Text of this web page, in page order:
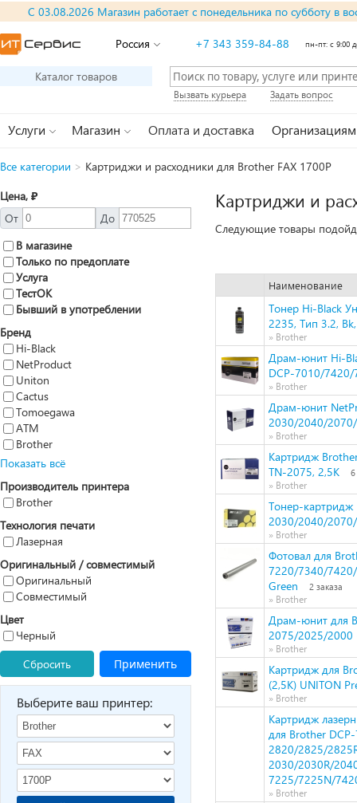
С 03.08.2026 Магазин работает с понедельника по субботу в
Россия +7 343 359-84-88 пн-пт: с 9:00
Каталог товаров
Вызвать курьера Задать вопрос
Услуги Магазин Оплата и доставка Организациям
Все категории > Картриджи и расходники для Brother FAX 1700P
Цена, ₽
От
До
В магазине
Только по предоплате
Услуга
ТестОК
Бывший в употреблении
Бренд
Hi-Black
NetProduct
Uniton
Cactus
Tomoegawa
ATM
Brother
Показать всё
Производитель принтера
Brother
Технология печати
Лазерная
Оригинальный / совместимый
Оригинальный
Совместимый
Цвет
Черный
Сбросить
Применить
Выберите ваш принтер:
Картриджи и
Следующие товары
Наименование
Тонер Hi-Black
2235, Тип 3.2,
» Brother
Драм-юнит Hi-
DCP-7010/7420/
» Brother
Драм-юнит
2030/2040/
» Brother
Картридж
TN-2075, 2,5К
6
» Brother
Тонер-картридж
2030/2040/
» Brother
Фотовал для
7220/7340/
Green
2 заказа
» Brother
Драм-юнит для
2075/2025/2000
» Brother
Картридж для
(2,5K) UNITON
» Brother
Картридж
для Brother
2820/2825/
2030/2030R/
7225/7225N/
» Brother